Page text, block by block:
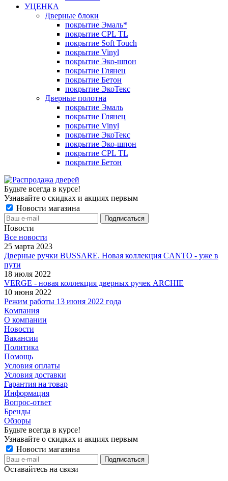
УЦЕНКА
Дверные блоки
покрытие Эмаль*
покрытие CPL TL
покрытие Soft Touch
покрытие Vinyl
покрытие Эко-шпон
покрытие Глянец
покрытие Бетон
покрытие ЭкоТекс
Дверные полотна
покрытие Эмаль
покрытие Глянец
покрытие Vinyl
покрытие ЭкоТекс
покрытие Эко-шпон
покрытие CPL TL
покрытие Бетон
Будьте всегда в курсе!
Узнавайте о скидках и акциях первым
Новости магазина
Новости
Все новости
25 марта 2023
Дверные ручки BUSSARE. Новая коллекция CANTO - уже в
пути
18 июля 2022
VERGE - новая коллекция дверных ручек ARCHIE
10 июня 2022
Режим работы 13 июня 2022 года
Компания
О компании
Новости
Вакансии
Политика
Помощь
Условия оплаты
Условия доставки
Гарантия на товар
Информация
Вопрос-ответ
Бренды
Обзоры
Будьте всегда в курсе!
Узнавайте о скидках и акциях первым
Новости магазина
Оставайтесь на связи